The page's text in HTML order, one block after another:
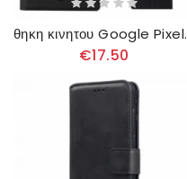
θηκη
€17.50